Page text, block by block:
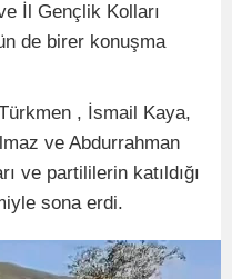
İl Gençlik Kolları
de birer konuşma
, İsmail Kaya,
ve Abdurrahman
ve partililerin katıldığı
sona erdi.